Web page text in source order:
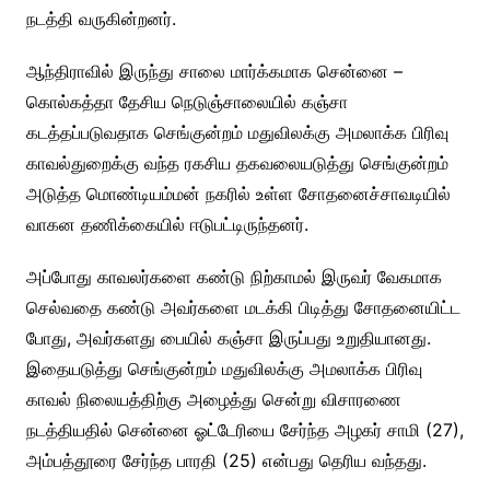
நடத்தி வருகின்றனர்.
ஆந்திராவில் இருந்து சாலை மார்க்கமாக சென்னை –
கொல்கத்தா தேசிய நெடுஞ்சாலையில் கஞ்சா
கடத்தப்படுவதாக செங்குன்றம் மதுவிலக்கு அமலாக்க பிரிவு
காவல்துறைக்கு வந்த ரகசிய தகவலையடுத்து செங்குன்றம்
அடுத்த மொண்டியம்மன் நகரில் உள்ள சோதனைச்சாவடியில்
வாகன தணிக்கையில் ஈடுபட்டிருந்தனர்.
அப்போது காவலர்களை கண்டு நிற்காமல் இருவர் வேகமாக
செல்வதை கண்டு அவர்களை மடக்கி பிடித்து சோதனையிட்ட
போது, அவர்களது பையில் கஞ்சா இருப்பது உறுதியானது.
இதையடுத்து செங்குன்றம் மதுவிலக்கு அமலாக்க பிரிவு
காவல் நிலையத்திற்கு அழைத்து சென்று விசாரணை
நடத்தியதில் சென்னை ஓட்டேரியை சேர்ந்த அழகர் சாமி (27),
அம்பத்தூரை சேர்ந்த பாரதி (25) என்பது தெரிய வந்தது.